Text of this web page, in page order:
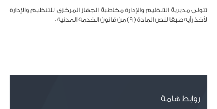
تتولى مديرية التنظيم والإدارة مخاطبة الجهاز المركزى للتنظيم والإدارة
لأخذ رأيه طبقا لنص المادة ( 9) من قانون الخدمة المدنية 0
روابط هامة